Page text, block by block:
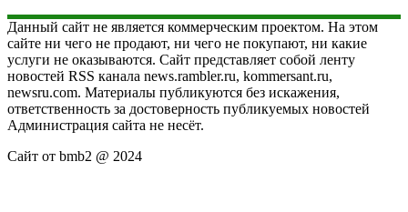
Данный сайт не является коммерческим проектом. На этом
сайте ни чего не продают, ни чего не покупают, ни какие
услуги не оказываются. Сайт представляет собой ленту
новостей RSS канала news.rambler.ru, kommersant.ru,
newsru.com. Материалы публикуются без искажения,
ответственность за достоверность публикуемых новостей
Администрация сайта не несёт.
Сайт от bmb2 @ 2024